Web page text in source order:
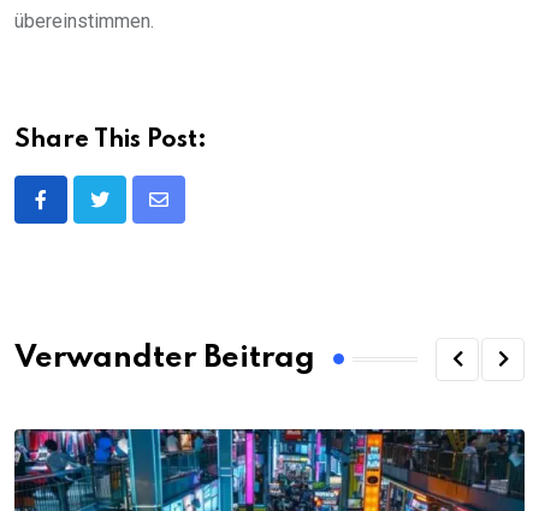
übereinstimmen.
Share This Post:
Share
Verwandter Beitrag